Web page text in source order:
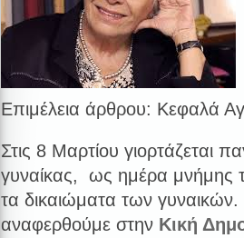
Επιμέλεια άρθρου: Κεφαλά
Στις 8 Μαρτίου γιορτάζεται
γυναίκας, ως ημέρα μνήμης
τα δικαιώματα των
αναφερθούμε στην Κική